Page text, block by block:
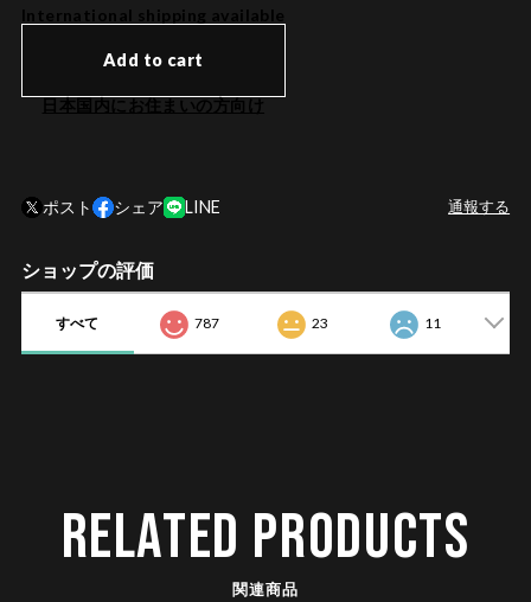
International shipping available
Add to cart
日本国内にお住まいの方向け
ポスト シェア LINE 通報する
ショップの評価
すべて 787 23 11
RELATED PRODUCTS
関連商品